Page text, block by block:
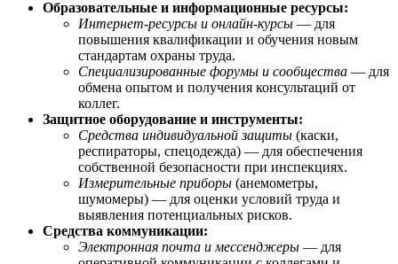
Образовательные и информационные ресурсы:
Интернет-ресурсы и онлайн-курсы — для
повышения квалификации и обучения новым
стандартам охраны труда.
Специализированные форумы и сообщества — для
обмена опытом и получения консультаций от
коллег.
Защитное оборудование и инструменты:
Средства индивидуальной защиты (каски,
респираторы, спецодежда) — для обеспечения
собственной безопасности при инспекциях.
Измерительные приборы (анемометры,
шумомеры) — для оценки условий труда и
выявления потенциальных рисков.
Средства коммуникации:
Электронная почта и мессенджеры — для